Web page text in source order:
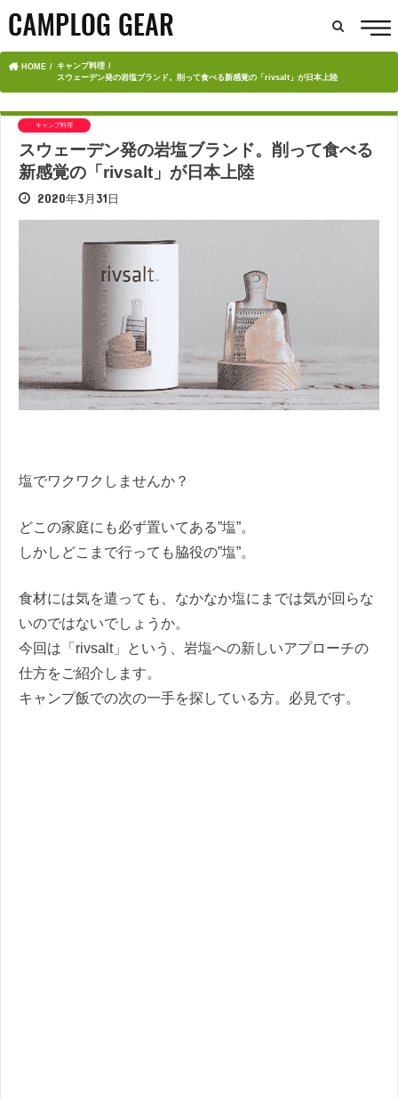
HOME
キャンプ料理
スウェーデン発の岩塩ブランド。削って食べる新感覚の「rivsalt」が日本上陸
キャンプ料理
スウェーデン発の岩塩ブランド。削って食べる
新感覚の「rivsalt」が日本上陸
2020年3月31日
塩でワクワクしませんか？
どこの家庭にも必ず置いてある”塩”。
しかしどこまで行っても脇役の”塩”。
食材には気を遣っても、なかなか塩にまでは気が回らな
いのではないでしょうか。
今回は「rivsalt」という、岩塩への新しいアプローチの
仕方をご紹介します。
キャンプ飯での次の一手を探している方。必見です。